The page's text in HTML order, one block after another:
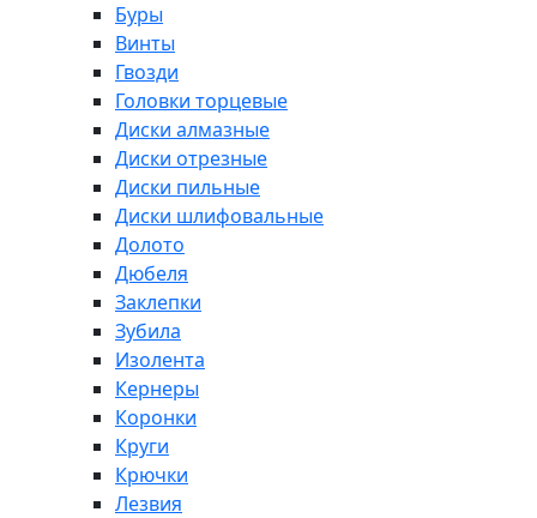
Буры
Винты
Гвозди
Головки торцевые
Диски алмазные
Диски отрезные
Диски пильные
Диски шлифовальные
Долото
Дюбеля
Заклепки
Зубила
Изолента
Кернеры
Коронки
Круги
Крючки
Лезвия